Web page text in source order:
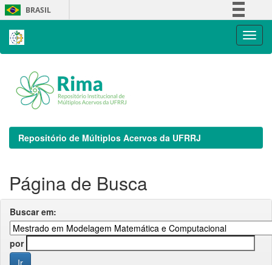
Skip
navigation
BRASIL
Repositório de Múltiplos Acervos da UFRRJ
Página de Busca
Buscar em:
por